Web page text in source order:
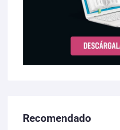
Recomendado